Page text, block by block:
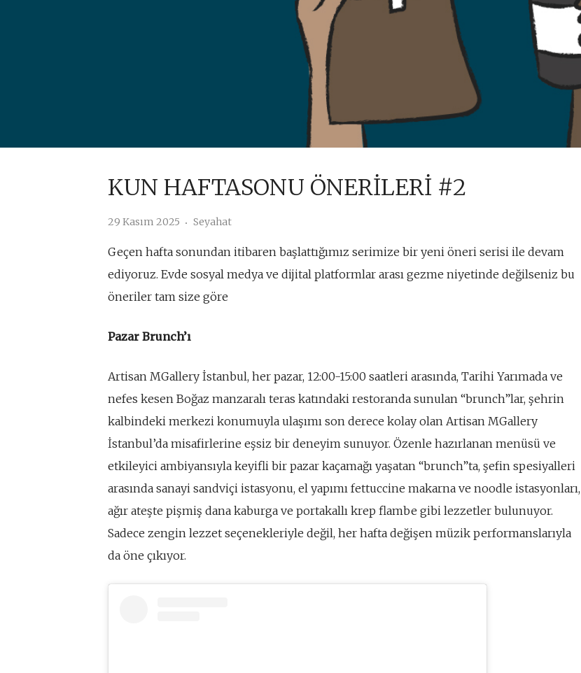
KUN HAFTASONU ÖNERİLERİ #2
29 Kasım 2025 Seyahat
Geçen hafta sonundan itibaren başlattığımız serimize bir yeni öneri serisi ile devam
ediyoruz. Evde sosyal medya ve dijital platformlar arası gezme niyetinde değilseniz bu
öneriler tam size göre
Pazar Brunch’ı
Artisan MGallery İstanbul, her pazar, 12:00-15:00 saatleri arasında, Tarihi Yarımada ve
nefes kesen Boğaz manzaralı teras katındaki restoranda sunulan “brunch”lar, şehrin
kalbindeki merkezi konumuyla ulaşımı son derece kolay olan Artisan MGallery
İstanbul’da misafirlerine eşsiz bir deneyim sunuyor. Özenle hazırlanan menüsü ve
etkileyici ambiyansıyla keyifli bir pazar kaçamağı yaşatan “brunch”ta, şefin spesiyalleri
arasında sanayi sandviçi istasyonu, el yapımı fettuccine makarna ve noodle istasyonları,
ağır ateşte pişmiş dana kaburga ve portakallı krep flambe gibi lezzetler bulunuyor.
Sadece zengin lezzet seçenekleriyle değil, her hafta değişen müzik performanslarıyla
da öne çıkıyor.